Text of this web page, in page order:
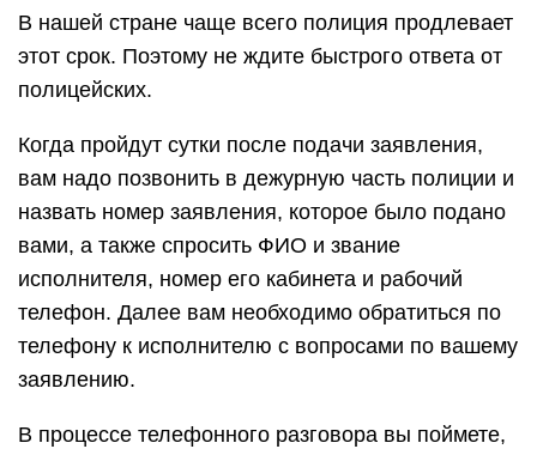
В нашей стране чаще всего полиция продлевает
этот срок. Поэтому не ждите быстрого ответа от
полицейских.
Когда пройдут сутки после подачи заявления,
вам надо позвонить в дежурную часть полиции и
назвать номер заявления, которое было подано
вами, а также спросить ФИО и звание
исполнителя, номер его кабинета и рабочий
телефон. Далее вам необходимо обратиться по
телефону к исполнителю с вопросами по вашему
заявлению.
В процессе телефонного разговора вы поймете,